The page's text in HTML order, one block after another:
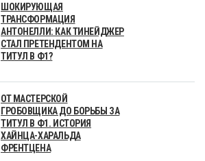
ШОКИРУЮЩАЯ
ТРАНСФОРМАЦИЯ
АНТОНЕЛЛИ: КАК ТИНЕЙДЖЕР
СТАЛ ПРЕТЕНДЕНТОМ НА
ТИТУЛ В Ф1?
ОТ МАСТЕРСКОЙ
ГРОБОВЩИКА ДО БОРЬБЫ ЗА
ТИТУЛ В Ф1. ИСТОРИЯ
ХАЙНЦА-ХАРАЛЬДА
ФРЕНТЦЕНА